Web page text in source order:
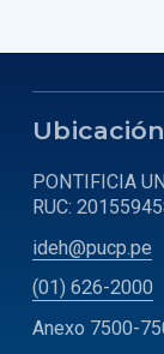
PONTIFICIA
RUC:
ideh@pucp.pe
(01) 626-2000
Anexo 7500-